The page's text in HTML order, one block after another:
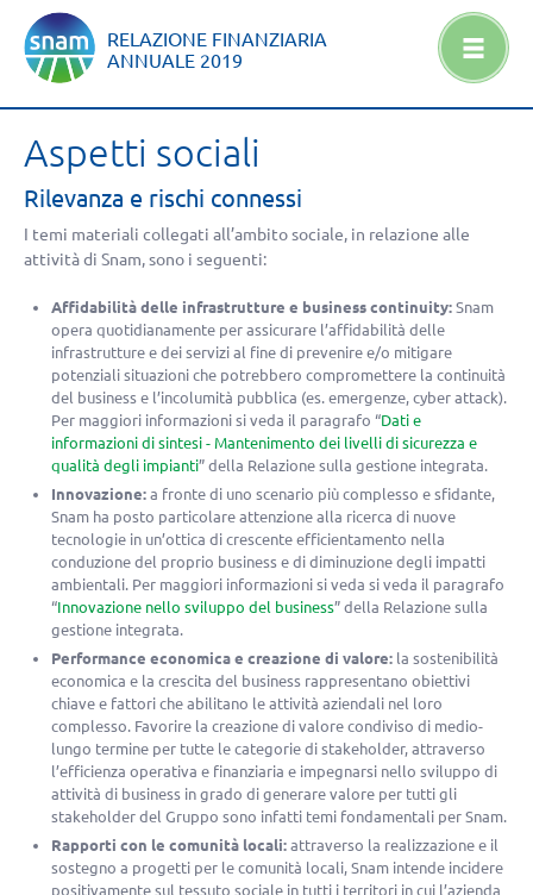
RELAZIONE FINANZIARIA
ANNUALE 2019
Aspetti sociali
Rilevanza e rischi connessi
I temi materiali collegati all’ambito sociale, in relazione alle
attività di Snam, sono i seguenti:
Affidabilità delle infrastrutture e business continuity: Snam
opera quotidianamente per assicurare l’affidabilità delle
infrastrutture e dei servizi al fine di prevenire e/o mitigare
potenziali situazioni che potrebbero compromettere la continuità
del business e l’incolumità pubblica (es. emergenze, cyber attack).
Per maggiori informazioni si veda il paragrafo “Dati e
informazioni di sintesi - Mantenimento dei livelli di sicurezza e
qualità degli impianti” della Relazione sulla gestione integrata.
Innovazione: a fronte di uno scenario più complesso e sfidante,
Snam ha posto particolare attenzione alla ricerca di nuove
tecnologie in un’ottica di crescente efficientamento nella
conduzione del proprio business e di diminuzione degli impatti
ambientali. Per maggiori informazioni si veda si veda il paragrafo
“Innovazione nello sviluppo del business” della Relazione sulla
gestione integrata.
Performance economica e creazione di valore: la sostenibilità
economica e la crescita del business rappresentano obiettivi
chiave e fattori che abilitano le attività aziendali nel loro
complesso. Favorire la creazione di valore condiviso di medio-
lungo termine per tutte le categorie di stakeholder, attraverso
l’efficienza operativa e finanziaria e impegnarsi nello sviluppo di
attività di business in grado di generare valore per tutti gli
stakeholder del Gruppo sono infatti temi fondamentali per Snam.
Rapporti con le comunità locali: attraverso la realizzazione e il
sostegno a progetti per le comunità locali, Snam intende incidere
positivamente sul tessuto sociale in tutti i territori in cui l’azienda